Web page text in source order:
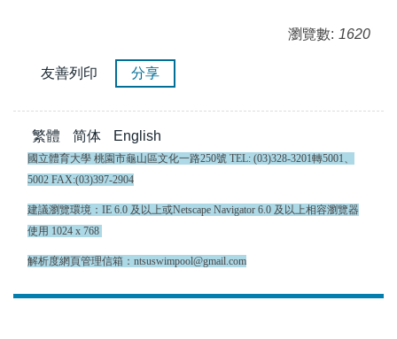
瀏覽數: 1620
友善列印 分享
繁體 简体 English
國立體育大學 桃園市龜山區文化一路250號 TEL: (03)328-3201轉5001、
5002 FAX:(03)397-2904
建議瀏覽環境：IE 6.0 及以上或Netscape Navigator 6.0 及以上相容瀏覽器
使用 1024 x 768
解析度網頁管理信箱：ntsuswimpool@gmail.com